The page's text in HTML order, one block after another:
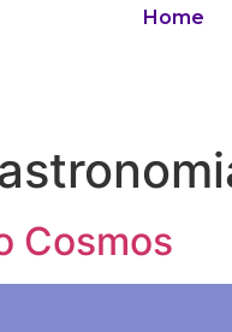
Home
Cosmos